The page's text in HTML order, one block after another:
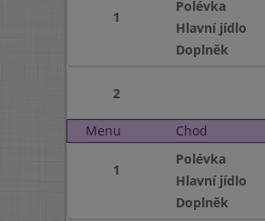
1
Polévka
Hlavní jídlo
Doplněk
2
Menu Chod
1
Polévka
Hlavní jídlo
Doplněk